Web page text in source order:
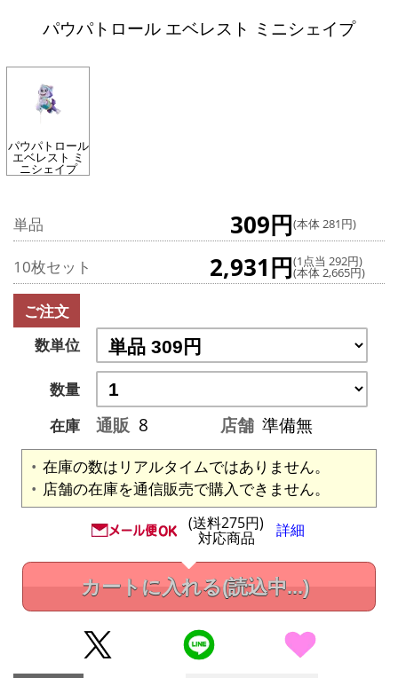
パウパトロール エベレスト ミニシェイプ
パウパトロール
エベレスト ミ
ニシェイプ
単品 309円(本体 281円)
10枚セット 2,931円(1点当 292円)
(本体 2,665円)
ご注文
数単位
数量
在庫
通販 8 店舗 準備無
在庫の数はリアルタイムではありません。
店舗の在庫を通信販売で購入できません。
(送料275円)
対応商品 詳細
カートに入れる(読込中...)